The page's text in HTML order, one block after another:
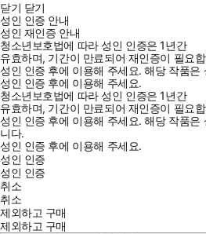
닫기 닫기
성인 인증 안내
성인 재인증 안내
청소년보호법에 따라 성인 인증은 1년간
유효하며, 기간이 만료되어 재인증이 필요
성인 인증 후에 이용해 주세요.해당 작품은
성인 인증 후에 이용해 주세요.
청소년보호법에 따라 성인 인증은 1년간
유효하며, 기간이 만료되어 재인증이 필요
성인 인증 후에 이용해 주세요.해당 작품은
니다.
성인 인증 후에 이용해 주세요.
성인 인증
성인 인증
취소
취소
제외하고 구매
제외하고 구매